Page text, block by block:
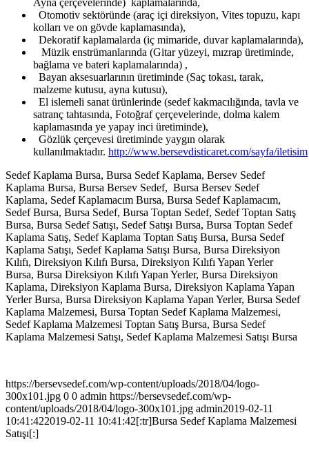
Ayna çerçevelerinde) kaplamalarında,
Otomotiv sektöründe (araç içi direksiyon, Vites topuzu, kapı
kolları ve on gövde kaplamasında),
Dekoratif kaplamalarda (iç mimaride, duvar kaplamalarında),
Müzik enstrümanlarında (Gitar yüzeyi, mızrap üretiminde,
bağlama ve bateri kaplamalarında) ,
Bayan aksesuarlarının üretiminde (Saç tokası, tarak,
malzeme kutusu, ayna kutusu),
El islemeli sanat ürünlerinde (sedef kakmacılığında, tavla ve
satranç tahtasında, Fotoğraf çerçevelerinde, dolma kalem
kaplamasında ye yapay inci üretiminde),
Gözlük çerçevesi üretiminde yaygın olarak
kullanılmaktadır. http://www.bersevdisticaret.com/sayfa/iletisim
Sedef Kaplama Bursa, Bursa Sedef Kaplama, Bersev Sedef
Kaplama Bursa, Bursa Bersev Sedef, Bursa Bersev Sedef
Kaplama, Sedef Kaplamacım Bursa, Bursa Sedef Kaplamacım,
Sedef Bursa, Bursa Sedef, Bursa Toptan Sedef, Sedef Toptan Satış
Bursa, Bursa Sedef Satışı, Sedef Satışı Bursa, Bursa Toptan Sedef
Kaplama Satış, Sedef Kaplama Toptan Satış Bursa, Bursa Sedef
Kaplama Satışı, Sedef Kaplama Satışı Bursa, Bursa Direksiyon
Kılıfı, Direksiyon Kılıfı Bursa, Direksiyon Kılıfı Yapan Yerler
Bursa, Bursa Direksiyon Kılıfı Yapan Yerler, Bursa Direksiyon
Kaplama, Direksiyon Kaplama Bursa, Direksiyon Kaplama Yapan
Yerler Bursa, Bursa Direksiyon Kaplama Yapan Yerler, Bursa Sedef
Kaplama Malzemesi, Bursa Toptan Sedef Kaplama Malzemesi,
Sedef Kaplama Malzemesi Toptan Satış Bursa, Bursa Sedef
Kaplama Malzemesi Satışı, Sedef Kaplama Malzemesi Satışı Bursa
https://bersevsedef.com/wp-content/uploads/2018/04/logo-
300x101.jpg 0 0 admin https://bersevsedef.com/wp-
content/uploads/2018/04/logo-300x101.jpg admin2019-02-11
10:41:422019-02-11 10:41:42[:tr]Bursa Sedef Kaplama Malzemesi
Satışı[:]